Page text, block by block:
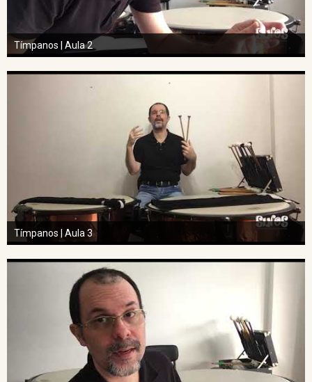
Tímpanos | Aula 2
Tímpanos | Aula 3